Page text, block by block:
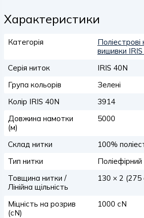
Характеристики
Категорія
вишивки
Серія ниток
IRIS 40N
Група кольорів
Зелені
Колір IRIS 40N
3914
Довжина намотки
(м)
5000
Склад нитки
100%
Тип нитки
Товщина нитки /
Лінійна щільність
130 × 2 (275
Міцність на розрив
(сN)
1000 сN